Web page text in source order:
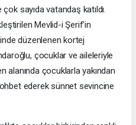
sayıda vatandaş katıldı.
Mevlid-i Şerif’in
düzenlenen kortej
çocuklar ve aileleriyle
alanında çocuklarla yakından
ederek sünnet sevincine